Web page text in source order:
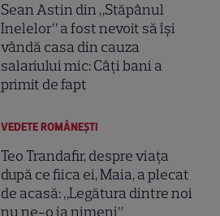
Sean Astin din „Stăpânul
Inelelor” a fost nevoit să își
vândă casa din cauza
salariului mic: Câți bani a
primit de fapt
VEDETE ROMÂNEŞTI
Teo Trandafir, despre viața
după ce fiica ei, Maia, a plecat
de acasă: „Legătura dintre noi
nu ne-o ia nimeni”